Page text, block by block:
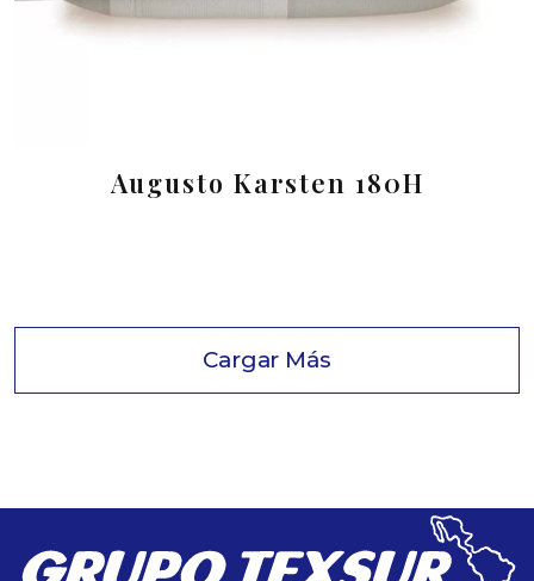
Augusto Karsten 180H
Cargar Más